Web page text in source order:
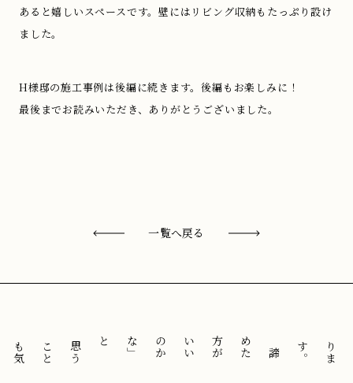
あると嬉しいスペースです。壁にはリビング収納もたっぷり設け
ました。
H様邸の施工事例は後編に続きます。後編もお楽しみに！
最後までお読みいただき、ありがとうございました。
一覧へ戻る
。
「
諦
め
た
方
が
い
い
の
か
な
」
と
思
う
こ
と
も
気
に
せ
ずに